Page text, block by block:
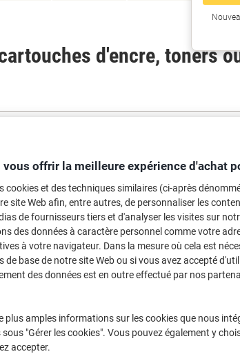
d'encre, toners
précédemment achetéesSe connecter
Pixma MG 8250
vous offrir la meilleure expérience d'achat
cookies et des techniques similaires (ci-après
site Web afin, entre autres, de personnaliser les
de fournisseurs tiers et d'analyser les visites sur
des données à caractère personnel comme votre
à votre navigateur. Dans la mesure où cela est
de base de notre site Web ou si vous avez accepté
des données est en outre effectué par nos
plus amples informations sur les cookies que nous
"Gérer les cookies". Vous pouvez également y
accepter.